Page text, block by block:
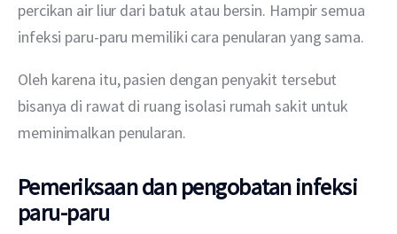
percikan air liur dari batuk atau bersin. Hampir semua
infeksi paru-paru memiliki cara penularan yang sama.
Oleh karena itu, pasien dengan penyakit tersebut
bisanya di rawat di ruang isolasi rumah sakit untuk
meminimalkan penularan.
Pemeriksaan dan pengobatan infeksi
paru-paru